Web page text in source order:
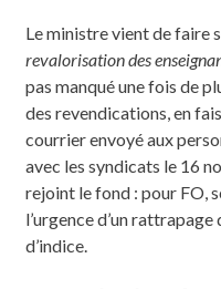
Le ministre vient de faire
revalorisation des
pas manqué une fois de
des revendications, en
courrier envoyé aux
avec les syndicats le 16
rejoint le fond : pour FO,
l’urgence d’un
d’indice.